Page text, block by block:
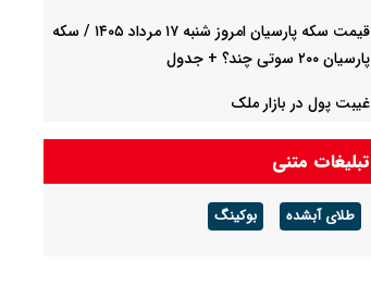
قیمت سکه پارسیان امروز شنبه ۱۷ مرداد ۱۴۰۵ / سکه
پارسیان ۲۰۰ سوتی چند؟ + جدول
غیبت پول در بازار ملک
یک بنگاه اقتصادی تولیدمحور، شریک مردم برای
توسعه ملی
اطلاعیه آبفا درباره افزایش رقم برخی قبوض آب در
تبلیغات متنی
طلای آبشده بوکینگ